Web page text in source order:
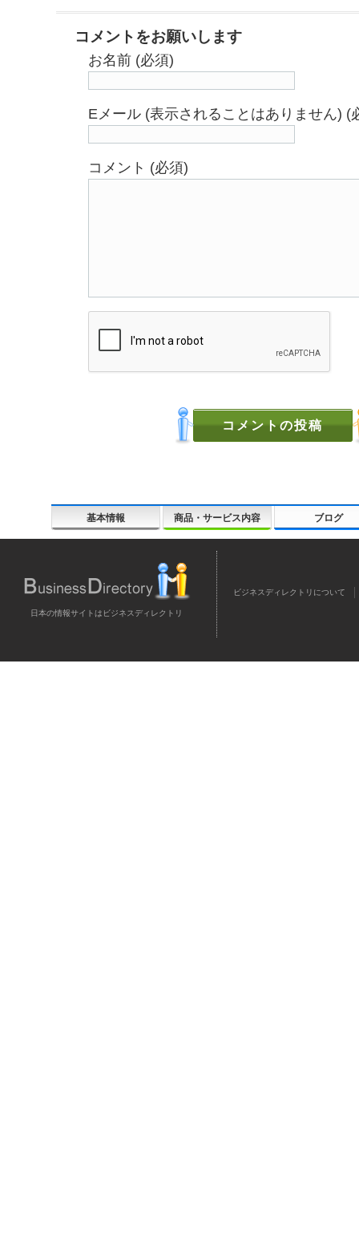
コメントをお願いします
お名前 (必須)
Eメール (表示されることはありません) (
コメント (必須)
基本情報 商品・サービス内容 ブログ
日本の情報サイトはビジネスディレクトリ
ビジネスディレクトリについて